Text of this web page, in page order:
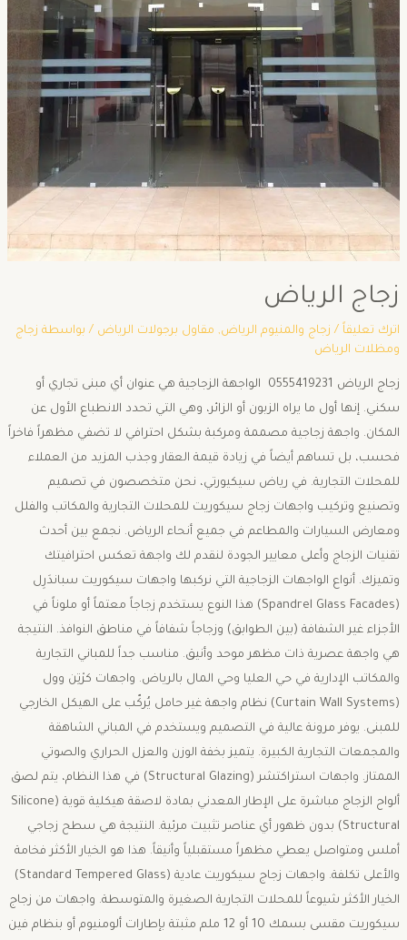
زجاج الرياض
اترك تعليقاً / زجاج والمنيوم الرياض, مقاول برجولات الرياض / بواسطة زجاج
ومظلات الرياض
زجاج الرياض 0555419231 الواجهة الزجاجية هي عنوان أي مبنى تجاري أو
سكني. إنها أول ما يراه الزبون أو الزائر، وهي التي تحدد الانطباع الأول عن
المكان. واجهة زجاجية مصممة ومركبة بشكل احترافي لا تضفي مظهراً فاخراً
فحسب، بل تساهم أيضاً في زيادة قيمة العقار وجذب المزيد من العملاء
للمحلات التجارية. في رياض سيكيورتي، نحن متخصصون في تصميم
وتصنيع وتركيب واجهات زجاج سيكوريت للمحلات التجارية والمكاتب والفلل
ومعارض السيارات والمطاعم في جميع أنحاء الرياض. نجمع بين أحدث
تقنيات الزجاج وأعلى معايير الجودة لنقدم لك واجهة تعكس احترافيتك
وتميزك. أنواع الواجهات الزجاجية التي نركبها واجهات سيكوريت سباندَرِل
(Spandrel Glass Facades) هذا النوع يستخدم زجاجاً معتماً أو ملوناً في
الأجزاء غير الشفافة (بين الطوابق) وزجاجاً شفافاً في مناطق النوافذ. النتيجة
هي واجهة عصرية ذات مظهر موحد وأنيق. مناسب جداً للمباني التجارية
والمكاتب الإدارية في حي العليا وحي المال بالرياض. واجهات كرْتِن وول
(Curtain Wall Systems) نظام واجهة غير حامل يُركّب على الهيكل الخارجي
للمبنى. يوفر مرونة عالية في التصميم ويستخدم في المباني الشاهقة
والمجمعات التجارية الكبيرة. يتميز بخفة الوزن والعزل الحراري والصوتي
الممتاز. واجهات استراكتشر (Structural Glazing) في هذا النظام، يتم لصق
ألواح الزجاج مباشرة على الإطار المعدني بمادة لاصقة هيكلية قوية (Silicone
Structural) بدون ظهور أي عناصر تثبيت مرئية. النتيجة هي سطح زجاجي
أملس ومتواصل يعطي مظهراً مستقبلياً وأنيقاً. هذا هو الخيار الأكثر فخامة
والأعلى تكلفة. واجهات زجاج سيكوريت عادية (Standard Tempered Glass)
الخيار الأكثر شيوعاً للمحلات التجارية الصغيرة والمتوسطة. واجهات من زجاج
سيكوريت مقسى بسمك 10 أو 12 ملم مثبتة بإطارات ألومنيوم أو بنظام فين